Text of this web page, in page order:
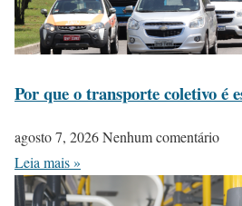
Por que o transporte coletivo é
agosto 7, 2026Nenhum comentário
Leia mais »